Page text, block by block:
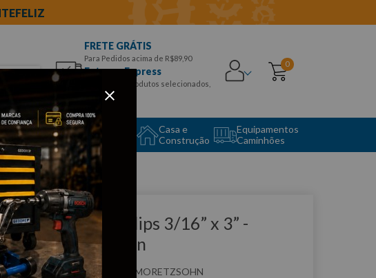
FRETE GRÁTIS
Para Pedidos acima de R$89,90
Entrega Express
para CEPS e produtos selecionados,
Aproveite!
0
Equipamento
Auto Center
Casa e
Construção
Equipamentos
Caminhões
Clique e veja!
Chave Phillips 3/16” x 3” -
Moretzsohn
:21011 MORETZSOHN